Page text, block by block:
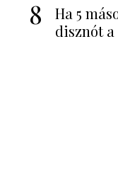
8
Ha 5
disznót